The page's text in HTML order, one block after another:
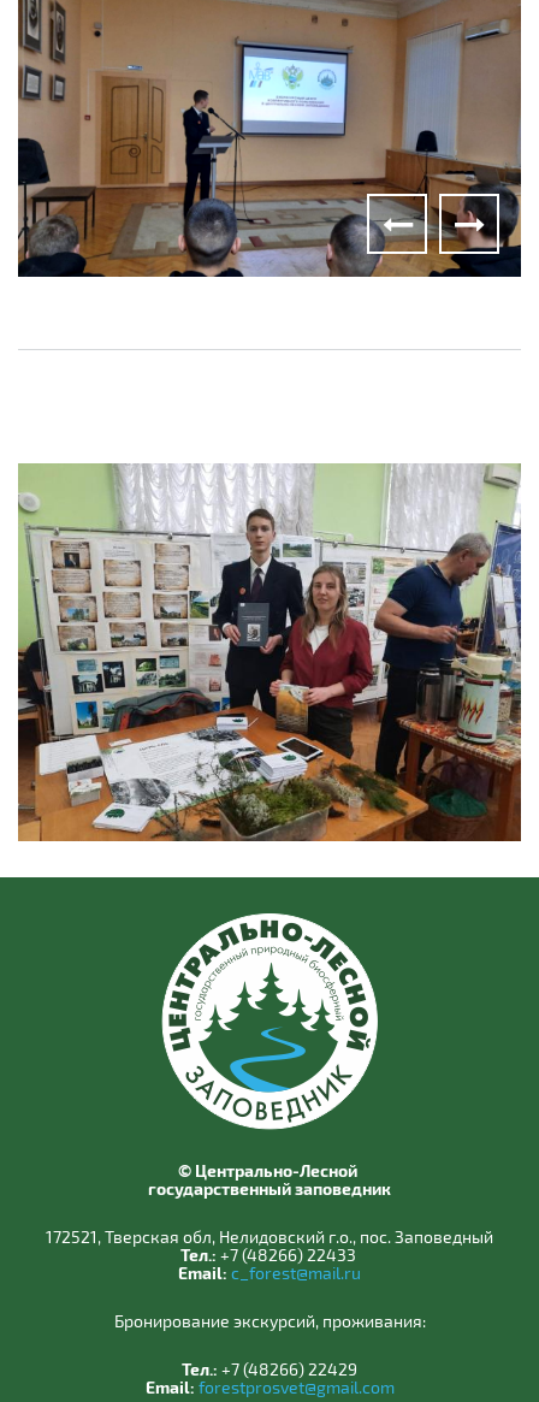
© Центрально-Лесной
государственный заповедник
172521, Тверская обл, Нелидовский г.о., пос. Заповедный
Тел.: +7 (48266) 22433
Email: c_forest@mail.ru
Бронирование экскурсий, проживания:
Тел.: +7 (48266) 22429
Email: forestprosvet@gmail.com